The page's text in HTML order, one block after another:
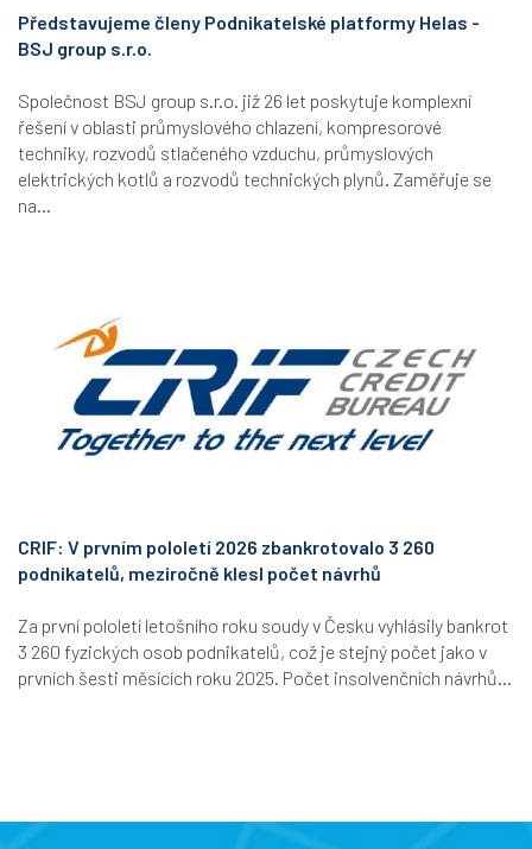
Představujeme členy Podnikatelské platformy Helas -
BSJ group s.r.o.
Společnost BSJ group s.r.o. již 26 let poskytuje komplexní
řešení v oblasti průmyslového chlazení, kompresorové
techniky, rozvodů stlačeného vzduchu, průmyslových
elektrických kotlů a rozvodů technických plynů. Zaměřuje se
na...
CRIF: V prvním pololetí 2026 zbankrotovalo 3 260
podnikatelů, meziročně klesl počet návrhů
Za první pololetí letošního roku soudy v Česku vyhlásily bankrot
3 260 fyzických osob podnikatelů, což je stejný počet jako v
prvních šesti měsících roku 2025. Počet insolvenčních návrhů...